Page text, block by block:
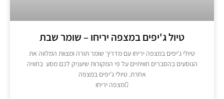
טיול ג'יפים במצפה יריחו – שומר שבת
טיולי ג'יפים במצפה יריחו עם מדריך שומר תורה ומצוות המלווה את
בהסברים חוויתיים על פי המקורות שיעניק לכם מסע בחוויה
אחרת. טיולי ג'יפים במצפה
מצפה יריחו